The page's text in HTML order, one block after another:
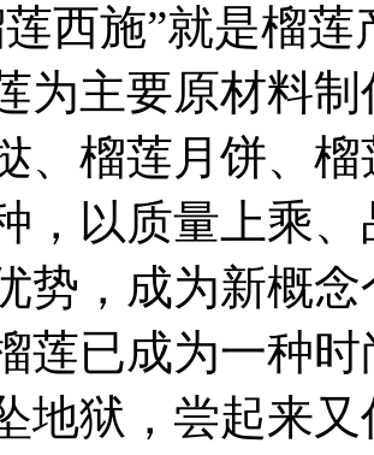
西施”就是榴
为主要原材料
、榴莲月饼、
，以质量上乘
势，成为新概
莲已成为一种
地狱，尝起来